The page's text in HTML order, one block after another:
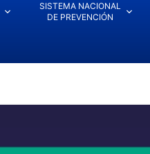
SISTEMA NACIONAL
DE PREVENCIÓN